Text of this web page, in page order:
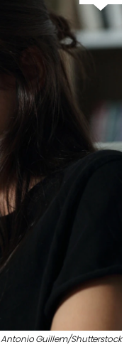
Antonio Guillem/Shutterstock